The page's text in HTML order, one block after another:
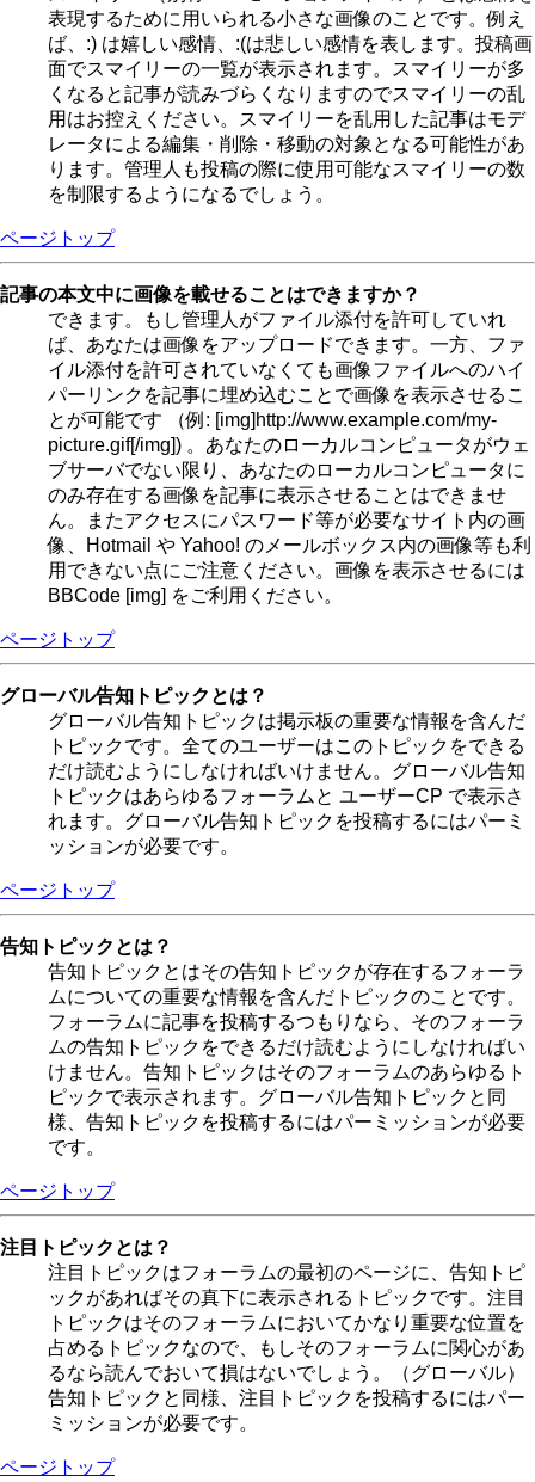
表現するために用いられる小さな画像のことです。例え
ば、:) は嬉しい感情、:(は悲しい感情を表します。投稿画
面でスマイリーの一覧が表示されます。スマイリーが多
くなると記事が読みづらくなりますのでスマイリーの乱
用はお控えください。スマイリーを乱用した記事はモデ
レータによる編集・削除・移動の対象となる可能性があ
ります。管理人も投稿の際に使用可能なスマイリーの数
を制限するようになるでしょう。
ページトップ
記事の本文中に画像を載せることはできますか？
できます。もし管理人がファイル添付を許可していれ
ば、あなたは画像をアップロードできます。一方、ファ
イル添付を許可されていなくても画像ファイルへのハイ
パーリンクを記事に埋め込むことで画像を表示させるこ
とが可能です （例: [img]http://www.example.com/my-
picture.gif[/img]) 。あなたのローカルコンピュータがウェ
ブサーバでない限り、あなたのローカルコンピュータに
のみ存在する画像を記事に表示させることはできませ
ん。またアクセスにパスワード等が必要なサイト内の画
像、Hotmail や Yahoo! のメールボックス内の画像等も利
用できない点にご注意ください。画像を表示させるには
BBCode [img] をご利用ください。
ページトップ
グローバル告知トピックとは？
グローバル告知トピックは掲示板の重要な情報を含んだ
トピックです。全てのユーザーはこのトピックをできる
だけ読むようにしなければいけません。グローバル告知
トピックはあらゆるフォーラムと ユーザーCP で表示さ
れます。グローバル告知トピックを投稿するにはパーミ
ッションが必要です。
ページトップ
告知トピックとは？
告知トピックとはその告知トピックが存在するフォーラ
ムについての重要な情報を含んだトピックのことです。
フォーラムに記事を投稿するつもりなら、そのフォーラ
ムの告知トピックをできるだけ読むようにしなければい
けません。告知トピックはそのフォーラムのあらゆるト
ピックで表示されます。グローバル告知トピックと同
様、告知トピックを投稿するにはパーミッションが必要
です。
ページトップ
注目トピックとは？
注目トピックはフォーラムの最初のページに、告知トピ
ックがあればその真下に表示されるトピックです。注目
トピックはそのフォーラムにおいてかなり重要な位置を
占めるトピックなので、もしそのフォーラムに関心があ
るなら読んでおいて損はないでしょう。（グローバル）
告知トピックと同様、注目トピックを投稿するにはパー
ミッションが必要です。
ページトップ